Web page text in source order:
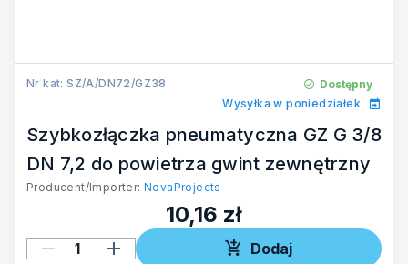
Nr kat: SZ/A/DN72/GZ38
Dostępny
Wysyłka w poniedziałek
Szybkozłączka pneumatyczna GZ G 3/8
DN 7,2 do powietrza gwint zewnętrzny
Producent/Importer:NovaProjects
10,16 zł
Dodaj